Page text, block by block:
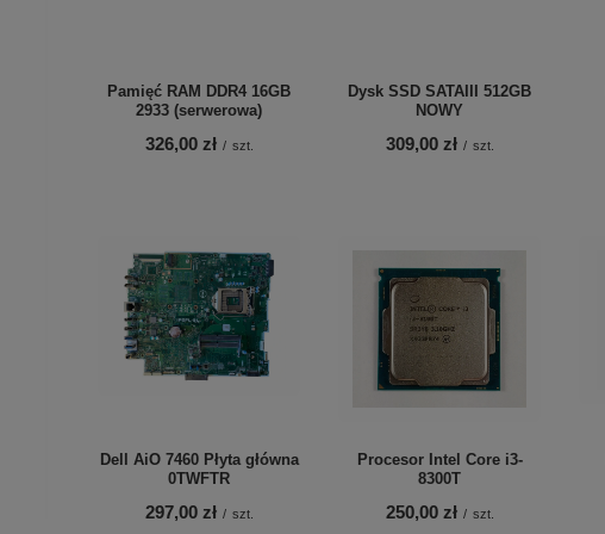
Pamięć RAM DDR4 16GB
2933 (serwerowa)
326,00 zł / szt.
Dysk SSD SATAIII 512GB
NOWY
309,00 zł / szt.
Dell AiO 7460 Płyta główna
0TWFTR
297,00 zł / szt.
Procesor Intel Core i3-
8300T
250,00 zł / szt.